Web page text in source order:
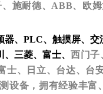
施耐德、 ABB、欧
器、 PLC、触摸屏、交
三菱、富士、 西门子
士、日立、台达、台
设备，拥有经验丰富